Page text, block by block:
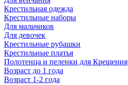
Крестильная одежда
Крестильные наборы
Для мальчиков
Для девочек
Крестильные рубашки
Крестильные платья
Полотенца и пеленки для Крещения
Возраст до 1 года
Возраст 1-2 года